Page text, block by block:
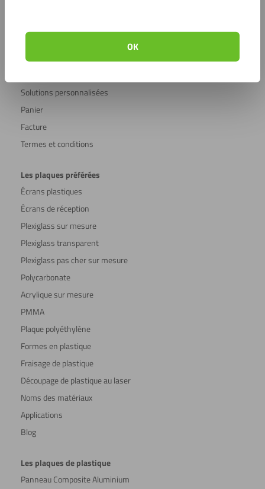
OK
À propos de Plaqueplastique
Solutions personnalisées
Panier
Facture
Termes et conditions
Les plaques préférées
Écrans plastiques
Écrans de réception
Plexiglass sur mesure
Plexiglass transparent
Plexiglass pas cher sur mesure
Polycarbonate
Acrylique sur mesure
PMMA
Plaque polyéthylène
Formes en plastique
Fraisage de plastique
Découpage de plastique au laser
Noms des matériaux
Applications
Blog
Les plaques de plastique
Panneau Composite Aluminium